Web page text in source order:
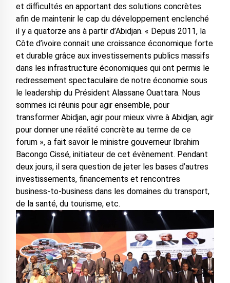
et difficultés en apportant des solutions concrètes
afin de maintenir le cap du développement enclenché
il y a quatorze ans à partir d’Abidjan. « Depuis 2011, la
Côte d’ivoire connait une croissance économique forte
et durable grâce aux investissements publics massifs
dans les infrastructure économiques qui ont permis le
redressement spectaculaire de notre économie sous
le leadership du Président Alassane Ouattara. Nous
sommes ici réunis pour agir ensemble, pour
transformer Abidjan, agir pour mieux vivre à Abidjan, agir
pour donner une réalité concrète au terme de ce
forum », a fait savoir le ministre gouverneur Ibrahim
Bacongo Cissé, initiateur de cet évènement. Pendant
deux jours, il sera question de jeter les bases d’autres
investissements, financements et rencontres
business-to-business dans les domaines du transport,
de la santé, du tourisme, etc.